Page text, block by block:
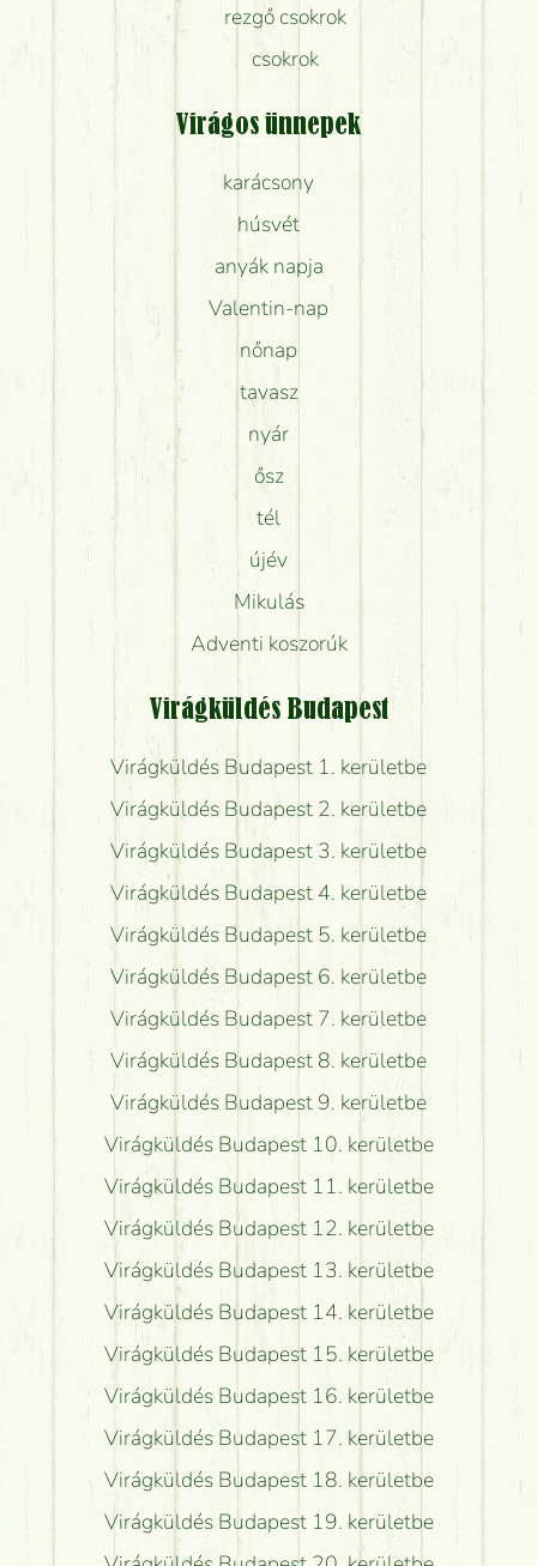
rezgő csokrok
csokrok
Virágos ünnepek
karácsony
húsvét
anyák napja
Valentin-nap
nőnap
tavasz
nyár
ősz
tél
újév
Mikulás
Adventi koszorúk
Virágküldés Budapest
Virágküldés Budapest 1. kerületbe
Virágküldés Budapest 2. kerületbe
Virágküldés Budapest 3. kerületbe
Virágküldés Budapest 4. kerületbe
Virágküldés Budapest 5. kerületbe
Virágküldés Budapest 6. kerületbe
Virágküldés Budapest 7. kerületbe
Virágküldés Budapest 8. kerületbe
Virágküldés Budapest 9. kerületbe
Virágküldés Budapest 10. kerületbe
Virágküldés Budapest 11. kerületbe
Virágküldés Budapest 12. kerületbe
Virágküldés Budapest 13. kerületbe
Virágküldés Budapest 14. kerületbe
Virágküldés Budapest 15. kerületbe
Virágküldés Budapest 16. kerületbe
Virágküldés Budapest 17. kerületbe
Virágküldés Budapest 18. kerületbe
Virágküldés Budapest 19. kerületbe